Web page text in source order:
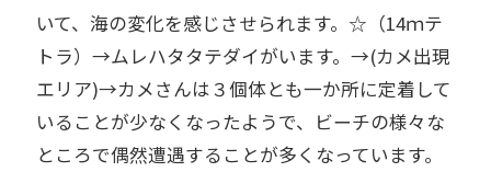
いて、海の変化を感じさせられます。☆（14ｍテ
トラ）→ムレハタタテダイがいます。→(カメ出現
エリア)→カメさんは３個体とも一か所に定着して
いることが少なくなったようで、ビーチの様々な
ところで偶然遭遇することが多くなっています。